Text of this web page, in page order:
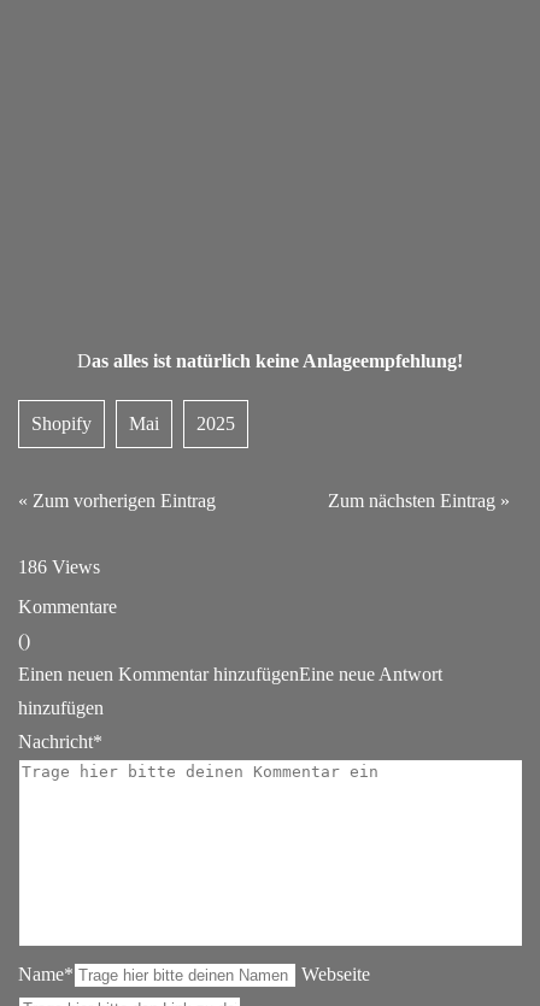
Das alles ist natürlich keine Anlageempfehlung!
Shopify Mai 2025
« Zum vorherigen Eintrag Zum nächsten Eintrag »
186 Views
Kommentare
()
Einen neuen Kommentar hinzufügenEine neue Antwort
hinzufügen
Nachricht*
Name* Webseite